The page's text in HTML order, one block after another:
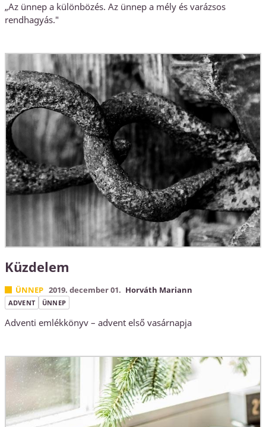
„Az ünnep a különbözés. Az ünnep a mély és varázsos
rendhagyás."
Küzdelem
ÜNNEP 2019. december 01. Horváth Mariann
ADVENT ÜNNEP
Adventi emlékkönyv – advent első vasárnapja